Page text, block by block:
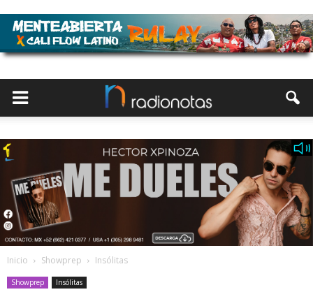
Inicio Showprep Insólitas
Showprep Insólitas